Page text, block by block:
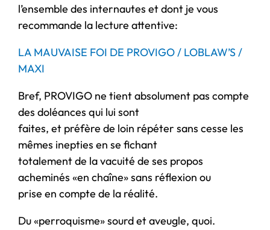
l’ensemble des internautes et dont je vous
recommande la lecture attentive:
LA MAUVAISE FOI DE PROVIGO / LOBLAW’S /
MAXI
Bref, PROVIGO ne tient absolument pas compte
des doléances qui lui sont
faites, et préfère de loin répéter sans cesse les
mêmes inepties en se fichant
totalement de la vacuité de ses propos
acheminés «en chaîne» sans réflexion ou
prise en compte de la réalité.
Du «perroquisme» sourd et aveugle, quoi.